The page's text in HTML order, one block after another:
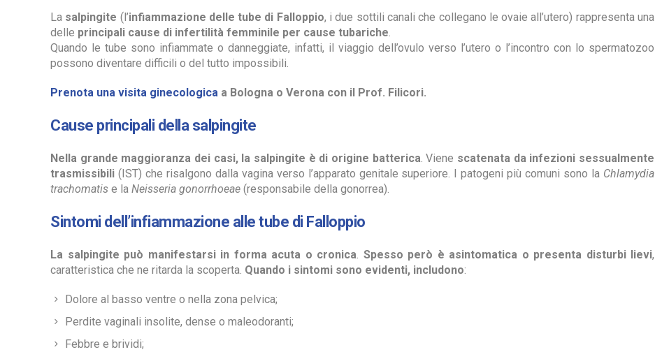
La salpingite (l’infiammazione delle tube di Falloppio, i due sottili canali che collegano le ovaie all’utero) rappresenta una
delle principali cause di infertilità femminile per cause tubariche.
Quando le tube sono infiammate o danneggiate, infatti, il viaggio dell’ovulo verso l’utero o l’incontro con lo spermatozoo
possono diventare difficili o del tutto impossibili.
Prenota una visita ginecologica a Bologna o Verona con il Prof. Filicori.
Cause principali della salpingite
Nella grande maggioranza dei casi, la salpingite è di origine batterica. Viene scatenata da infezioni sessualmente
trasmissibili (IST) che risalgono dalla vagina verso l’apparato genitale superiore. I patogeni più comuni sono la Chlamydia
trachomatis e la Neisseria gonorrhoeae (responsabile della gonorrea).
Sintomi dell’infiammazione alle tube di Falloppio
La salpingite può manifestarsi in forma acuta o cronica. Spesso però è asintomatica o presenta disturbi lievi,
caratteristica che ne ritarda la scoperta. Quando i sintomi sono evidenti, includono:
Dolore al basso ventre o nella zona pelvica;
Perdite vaginali insolite, dense o maleodoranti;
Febbre e brividi;